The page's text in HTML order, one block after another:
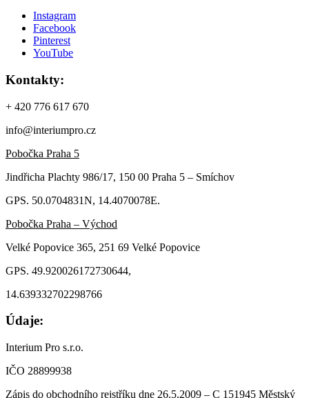
Instagram
Facebook
Pinterest
YouTube
Kontakty:
+ 420 776 617 670
info@interiumpro.cz
Pobočka Praha 5
Jindřicha Plachty 986/17, 150 00 Praha 5 – Smíchov
GPS. 50.0704831N, 14.4070078E.
Pobočka Praha – Východ
Velké Popovice 365, 251 69 Velké Popovice
GPS. 49.920026172730644,
14.639332702298766
Údaje:
Interium Pro s.r.o.
IČO 28899938
Zápis do obchodního rejstříku dne 26.5.2009 – C 151945 Městský